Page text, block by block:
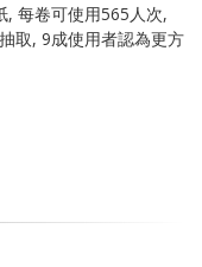
每卷可使用565人次,
取, 9成使用者認為更方